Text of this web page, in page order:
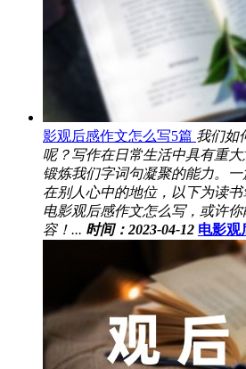
影观后感作文怎么写5篇 我们如
呢？写作在日常生活中具有重
锻炼我们字词句凝聚的能力。
在别人心中的地位，以下为读
电影观后感作文怎么写，或许
容！... 时间：2023-04-12 电影观